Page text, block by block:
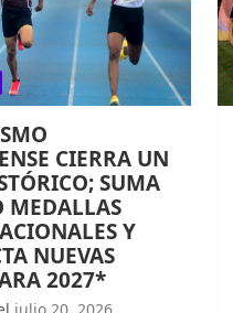
CIERRA UN
SUMA
MEDALLAS
Y
NUEVAS
2027*